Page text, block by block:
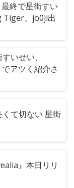
最終で星街すい
Tiger、jo0ji出
いせい、
アツく紹介さ
切ない 星街
』本日リリ